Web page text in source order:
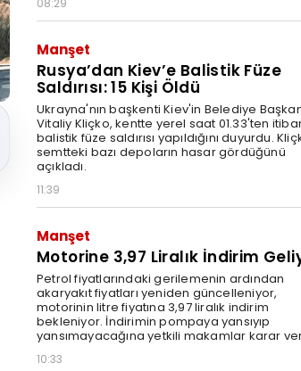
08:29
Manşet
Rusya’dan Kiev’e Balistik Füze
Saldırısı: 15 Kişi Öldü
Ukrayna'nın başkenti Kiev'in Belediye
Vitaliy Kliçko, kentte yerel saat 01.33'ten
balistik füze saldırısı yapıldığını duyurdu.
semtteki bazı depoların hasar gördüğünü
açıkladı.
11:39
Manşet
Motorine 3,97 Liralık İndirim
Petrol fiyatlarındaki gerilemenin ardından
akaryakıt fiyatları yeniden güncelleniyor,
motorinin litre fiyatına 3,97 liralık indirim
bekleniyor. İndirimin pompaya yansıyıp
yansımayacağına yetkili makamlar karar
10:33